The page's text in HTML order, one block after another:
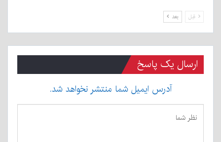
قبل بعد
ارسال یک پاسخ
آدرس ایمیل شما منتشر نخواهد شد.